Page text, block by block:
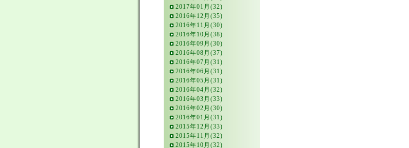
2017年01月(32)
2016年12月(35)
2016年11月(30)
2016年10月(38)
2016年09月(30)
2016年08月(37)
2016年07月(31)
2016年06月(31)
2016年05月(31)
2016年04月(32)
2016年03月(33)
2016年02月(30)
2016年01月(31)
2015年12月(33)
2015年11月(32)
2015年10月(32)